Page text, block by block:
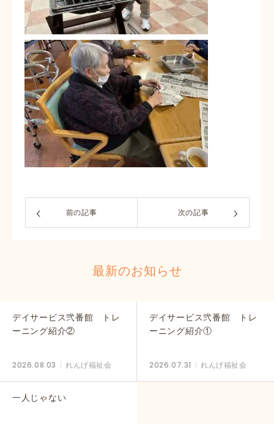
前の記事 次の記事
最新のお知らせ
デイサービス弐番館 トレ
ーニング紹介②
2026.08.03 れんげ福祉会
デイサービス弐番館 トレ
ーニング紹介①
2026.07.31 れんげ福祉会
一人じゃない